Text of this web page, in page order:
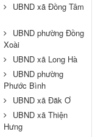
UBND xã Đồng Tâm
UBND phường Đồng
Xoài
UBND xã Long Hà
UBND phường
Phước Bình
UBND xã Đăk Ơ
UBND xã Thiện
Hưng